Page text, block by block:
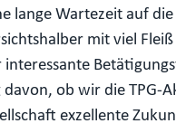
lange Wartezeit auf die
mit viel
ob wir die TPG-
exzellente